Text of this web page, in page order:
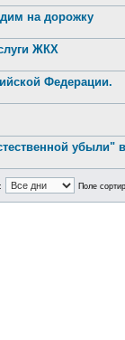
на дорожку
ЖКХ
Федерации.
убыли"
Поле